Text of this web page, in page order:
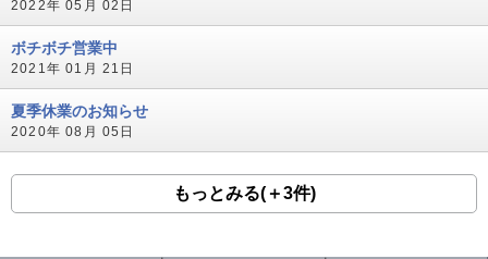
2022年 05月 02日
ボチボチ営業中
2021年 01月 21日
夏季休業のお知らせ
2020年 08月 05日
もっとみる(＋3件)